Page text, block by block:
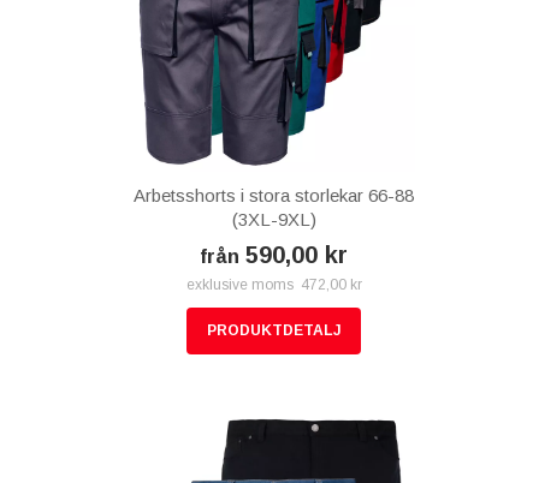
Arbetsshorts i stora storlekar 66-88
(3XL-9XL)
från 590,00 kr
exklusive moms 472,00 kr
PRODUKTDETALJ